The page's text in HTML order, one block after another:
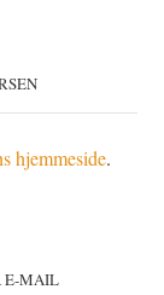
hjemmeside.
E-MAIL